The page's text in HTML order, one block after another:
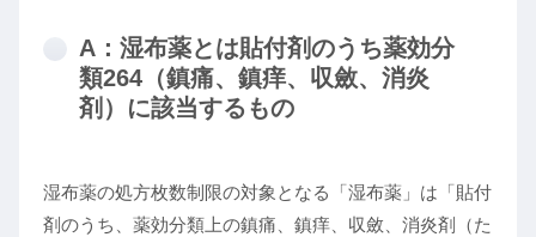
A：湿布薬とは貼付剤のうち薬効分
類264（鎮痛、鎮痒、収斂、消炎
剤）に該当するもの
湿布薬の処方枚数制限の対象となる「湿布薬」は「貼付
剤のうち、薬効分類上の鎮痛、鎮痒、収斂、消炎剤（た